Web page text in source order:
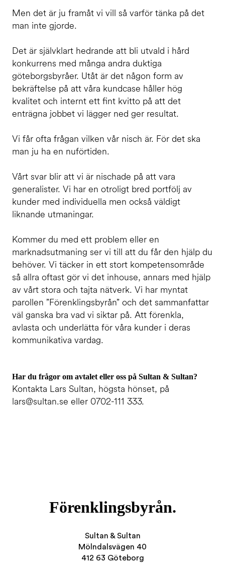
Men det är ju framåt vi vill så varför tänka på det
man inte gjorde.
Det är självklart hedrande att bli utvald i hård
konkurrens med många andra duktiga
göteborgsbyråer. Utåt är det någon form av
bekräftelse på att våra kundcase håller hög
kvalitet och internt ett fint kvitto på att det
enträgna jobbet vi lägger ned ger resultat.
Vi får ofta frågan vilken vår nisch är. För det ska
man ju ha en nuförtiden.
Vårt svar blir att vi är nischade på att vara
generalister. Vi har en otroligt bred portfölj av
kunder med individuella men också väldigt
liknande utmaningar.
Kommer du med ett problem eller en
marknadsutmaning ser vi till att du får den hjälp du
behöver. Vi täcker in ett stort kompetensområde
så allra oftast gör vi det inhouse, annars med hjälp
av vårt stora och tajta nätverk. Vi har myntat
parollen ”Förenklingsbyrån” och det sammanfattar
väl ganska bra vad vi siktar på. Att förenkla,
avlasta och underlätta för våra kunder i deras
kommunikativa vardag.
Har du frågor om avtalet eller oss på Sultan & Sultan?
Kontakta Lars Sultan, högsta hönset, på
lars@sultan.se eller 0702-111 333.
Förenklingsbyrån.
Sultan & Sultan
Mölndalsvägen 40
412 63 Göteborg